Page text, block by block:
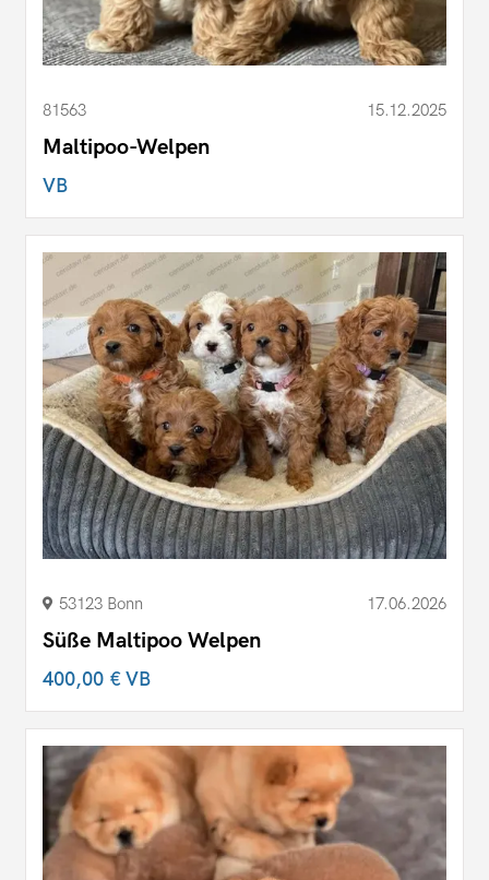
81563 15.12.2025
Maltipoo-Welpen
VB
53123 Bonn 17.06.2026
Süße Maltipoo Welpen
400,00 €VB